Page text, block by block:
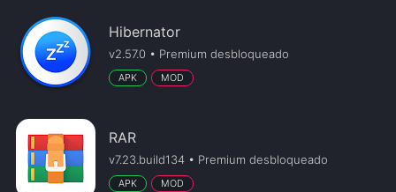
Hibernator
v2.57.0 • Premium desbloqueado
APK MOD
RAR
v7.23.build134 • Premium desbloqueado
APK MOD